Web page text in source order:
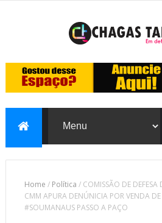
Home / Política / COMISSÃO DE
CMM APURA DENÚNICIA POR VENDA
#SOUMANAUS PASSO A PAÇO